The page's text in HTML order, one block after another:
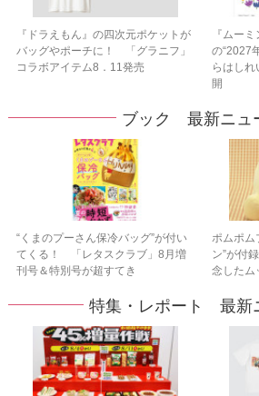
『ドラえもん』の四次元ポケットが
バッグやポーチに！ 「グラニフ」
コラボアイテム8．11発売
『ムー
の“2027
らはし
開
ブック 最新ニュ
“くまのプーさん保冷バッグ”が付い
てくる！ 「レタスクラブ」8月増
刊号＆特別号が超すてき
ポムポム
ン”が付
念したム
特集・レポート 最新